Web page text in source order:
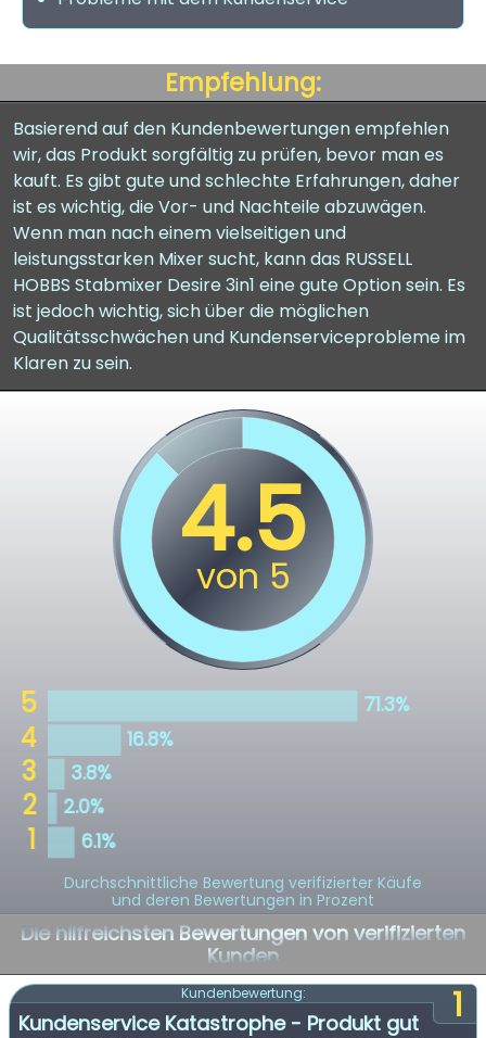
Empfehlung:
Basierend auf den Kundenbewertungen empfehlen
wir, das Produkt sorgfältig zu prüfen, bevor man es
kauft. Es gibt gute und schlechte Erfahrungen, daher
ist es wichtig, die Vor- und Nachteile abzuwägen.
Wenn man nach einem vielseitigen und
leistungsstarken Mixer sucht, kann das RUSSELL
HOBBS Stabmixer Desire 3in1 eine gute Option sein. Es
ist jedoch wichtig, sich über die möglichen
Qualitätsschwächen und Kundenserviceprobleme im
Klaren zu sein.
Durchschnittliche Bewertung verifizierter Käufe
und deren Bewertungen in Prozent
Die hilfreichsten Bewertungen von verifizierten
Kunden
1
Kundenbewertung:
Kundenservice Katastrophe - Produkt gut